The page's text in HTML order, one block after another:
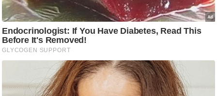
मी
क्षा
ध
र्म
ज्यो
ष